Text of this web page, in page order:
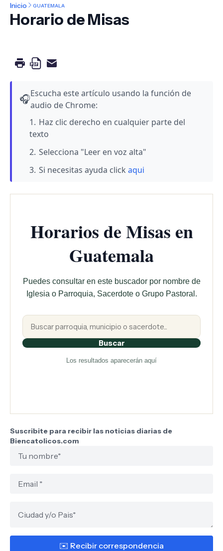
Inicio GUATEMALA
Horario de Misas
🎧Escucha este artículo usando la función de
audio de Chrome:
Haz clic derecho en cualquier parte del
texto
Selecciona "Leer en voz alta"
Si necesitas ayuda click aqui
Horarios de Misas en
Guatemala
Puedes consultar en este buscador por nombre de
Iglesia o Parroquia, Sacerdote o Grupo Pastoral.
Buscar
Los resultados aparecerán aquí
Suscribite para recibir las noticias diarias de
Biencatolicos.com